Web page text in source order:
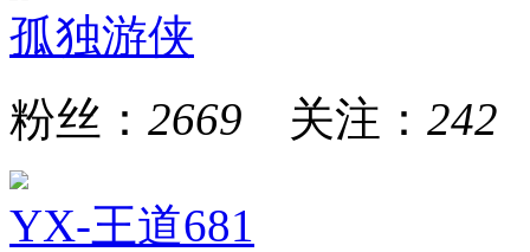
孤独游侠
粉丝： 2669 关注： 242
YX-王道681